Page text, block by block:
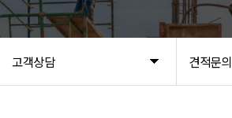
고객상담 견적문의